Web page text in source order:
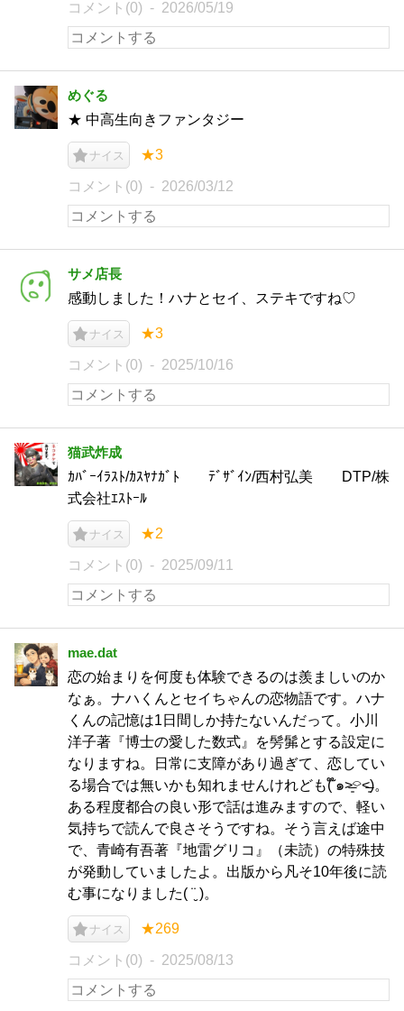
コメント(0) 2026/05/19
めぐる
★ 中高生向きファンタジー
ナイス ★3
コメント(0) 2026/03/12
サメ店長
感動しました！ハナとセイ、ステキですね♡
ナイス ★3
コメント(0) 2025/10/16
猫武炸成
ｶﾊﾞｰｲﾗｽﾄ/ｶｽﾔﾅｶﾞﾄ ﾃﾞｻﾞｲﾝ/西村弘美 DTP/株
式会社ｴｽﾄｰﾙ
ナイス ★2
コメント(0) 2025/09/11
mae.dat
恋の始まりを何度も体験できるのは羨ましいのか
なぁ。ナハくんとセイちゃんの恋物語です。ハナ
くんの記憶は1日間しか持たないんだって。小川
洋子著『博士の愛した数式』を髣髴とする設定に
なりますね。日常に支障があり過ぎて、恋してい
る場合では無いかも知れませんけれども( ໊๑˃̶͈⌔˂̶͈)。
ある程度都合の良い形で話は進みますので、軽い
気持ちで読んで良さそうですね。そう言えば途中
で、青崎有吾著『地雷グリコ』（未読）の特殊技
が発動していましたよ。出版から凡そ10年後に読
む事になりました( ¨̮ )。
ナイス ★269
コメント(0) 2025/08/13